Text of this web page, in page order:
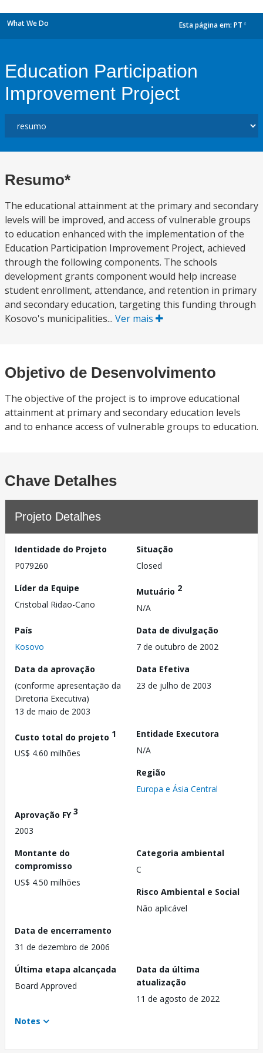
What We Do Esta página em: PT
Education Participation
Improvement Project
Resumo*
The educational attainment at the primary and secondary
levels will be improved, and access of vulnerable groups
to education enhanced with the implementation of the
Education Participation Improvement Project, achieved
through the following components. The schools
development grants component would help increase
student enrollment, attendance, and retention in primary
and secondary education, targeting this funding through
Kosovo's municipalities... Ver mais
Objetivo de Desenvolvimento
The objective of the project is to improve educational
attainment at primary and secondary education levels
and to enhance access of vulnerable groups to education.
Chave Detalhes
Projeto Detalhes
Identidade do Projeto
P079260
Situação
Closed
Líder da Equipe
Cristobal Ridao-Cano
Mutuário 2
N/A
País
Kosovo
Data de divulgação
7 de outubro de 2002
Data da aprovação
(conforme apresentação da
Diretoria Executiva)
13 de maio de 2003
Data Efetiva
23 de julho de 2003
Custo total do projeto 1
US$ 4.60 milhões
Entidade Executora
N/A
Região
Europa e Ásia Central
Aprovação FY3
2003
Montante do
compromisso
US$ 4.50 milhões
Categoria ambiental
C
Risco Ambiental e Social
Não aplicável
Data de encerramento
31 de dezembro de 2006
Última etapa alcançada
Board Approved
Data da última
atualização
11 de agosto de 2022
Notes